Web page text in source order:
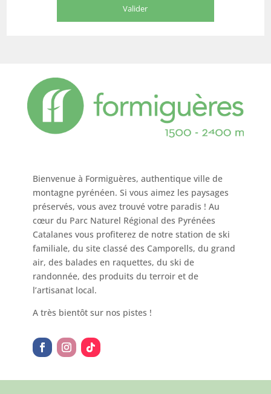
Bienvenue à Formiguères, authentique ville de
montagne pyrénéen. Si vous aimez les paysages
préservés, vous avez trouvé votre paradis ! Au
cœur du Parc Naturel Régional des Pyrénées
Catalanes vous profiterez de notre station de ski
familiale, du site classé des Camporells, du grand
air, des balades en raquettes, du ski de
randonnée, des produits du terroir et de
l’artisanat local.
A très bientôt sur nos pistes !